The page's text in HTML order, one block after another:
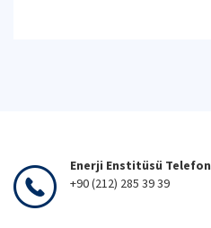
Enerji Enstitüsü Telefon
+90 (212) 285 39 39